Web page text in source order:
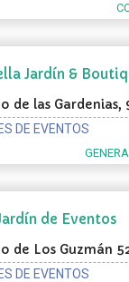
Jardín &
de las Gardenias,
DE EVENTOS
de Eventos
de Los Guzmán
DE EVENTOS